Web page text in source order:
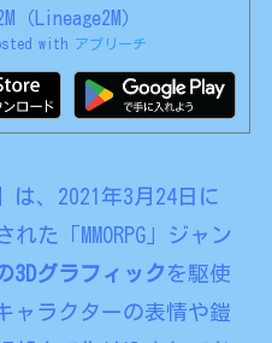
（Lineage2M）
with アプリーチ
は、2021年3月24日に
れた「MMORPG」ジャン
3Dグラフィック を駆使
ャラクターの表情や鎧